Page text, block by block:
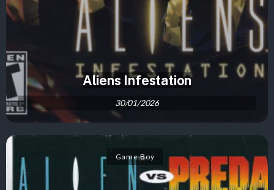
Aliens Infestation
30/01/2026
Game Boy